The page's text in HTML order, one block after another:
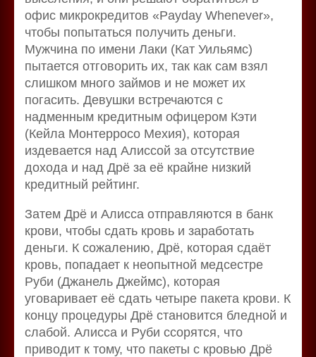
офис микрокредитов «Payday Whenever»,
чтобы попытаться получить деньги.
Мужчина по имени Лаки (Кат Уильямс)
пытается отговорить их, так как сам взял
слишком много займов и не может их
погасить. Девушки встречаются с
надменным кредитным офицером Кэти
(Кейла Монтерросо Мехия), которая
издевается над Алиссой за отсутствие
дохода и над Дрё за её крайне низкий
кредитный рейтинг.
Затем Дрё и Алисса отправляются в банк
крови, чтобы сдать кровь и заработать
деньги. К сожалению, Дрё, которая сдаёт
кровь, попадает к неопытной медсестре
Руби (Джанель Джеймс), которая
уговаривает её сдать четыре пакета крови. К
концу процедуры Дрё становится бледной и
слабой. Алисса и Руби ссорятся, что
приводит к тому, что пакеты с кровью Дрё